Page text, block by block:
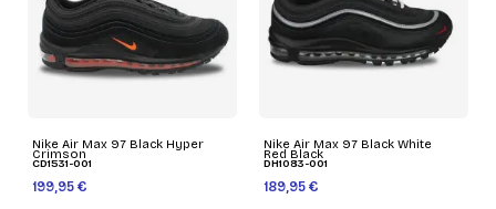
Nike Air Max 97 Black Hyper
Crimson
CD1531-001
199,95 €
Nike Air Max 97 Black White
Red Black
DH1083-001
189,95 €